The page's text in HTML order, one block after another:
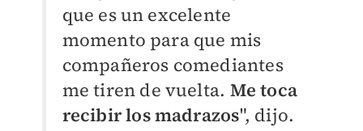
que es un excelente
momento para que mis
compañeros comediantes
me tiren de vuelta. Me toca
recibir los madrazos", dijo.